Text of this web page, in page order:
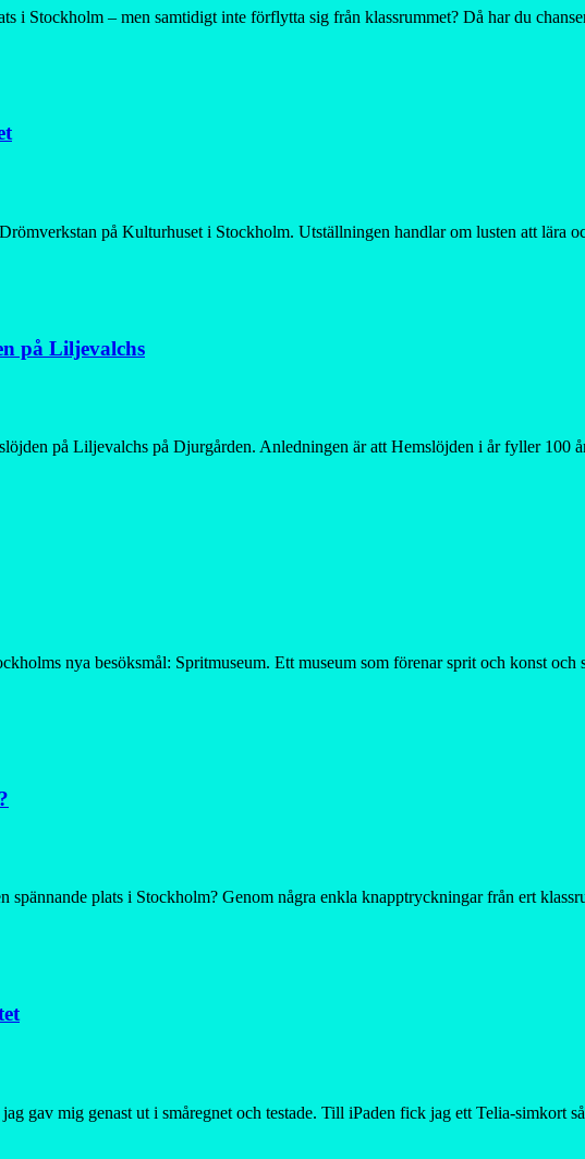
i Stockholm – men samtidigt inte förflytta sig från klassrummet? Då har du
på Kulturhuset i Stockholm. Utställningen handlar om lusten att lära
på Liljevalchs
på Liljevalchs på Djurgården. Anledningen är att Hemslöjden i år fyller
nya besöksmål: Spritmuseum. Ett museum som förenar sprit och konst
spännande plats i Stockholm? Genom några enkla knapptryckningar från ert
gav mig genast ut i småregnet och testade. Till iPaden fick jag ett Telia-simkort